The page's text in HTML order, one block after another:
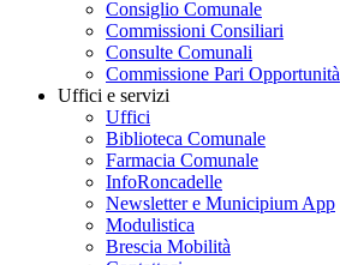
Consiglio Comunale
Commissioni Consiliari
Consulte Comunali
Commissione Pari Opportunità
Uffici e servizi
Uffici
Biblioteca Comunale
Farmacia Comunale
InfoRoncadelle
Newsletter e Municipium App
Modulistica
Brescia Mobilità